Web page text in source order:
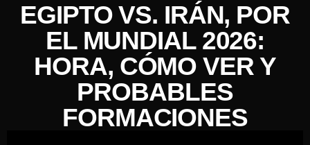
EGIPTO VS. IRÁN, POR
EL MUNDIAL 2026:
HORA, CÓMO VER Y
PROBABLES
FORMACIONES